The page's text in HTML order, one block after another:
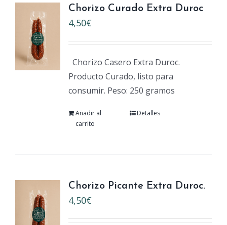
Chorizo Curado Extra Duroc
4,50€
Chorizo Casero Extra Duroc.
Producto Curado, listo para
consumir. Peso: 250 gramos
Añadir al
carrito
Detalles
Chorizo Picante Extra Duroc.
4,50€